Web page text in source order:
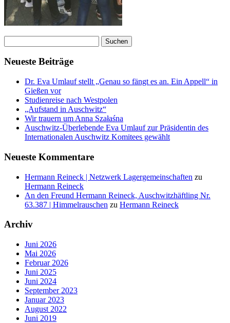
Neueste Beiträge
Dr. Eva Umlauf stellt „Genau so fängt es an. Ein Appell“ in
Gießen vor
Studienreise nach Westpolen
„Aufstand in Auschwitz“
Wir trauern um Anna Szałaśna
Auschwitz-Überlebende Eva Umlauf zur Präsidentin des
Internationalen Auschwitz Komitees gewählt
Neueste Kommentare
Hermann Reineck | Netzwerk Lagergemeinschaften zu
Hermann Reineck
An den Freund Hermann Reineck, Auschwitzhäftling Nr.
63.387 | Himmelrauschen zu Hermann Reineck
Archiv
Juni 2026
Mai 2026
Februar 2026
Juni 2025
Juni 2024
September 2023
Januar 2023
August 2022
Juni 2019